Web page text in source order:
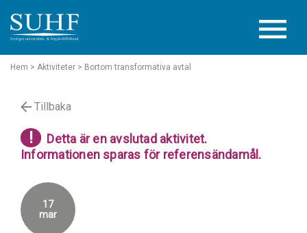
Hem > Aktiviteter > Bortom transformativa avtal
Tillbaka
!
Detta är en avslutad aktivitet.
Informationen sparas för referensändamål.
17
mar